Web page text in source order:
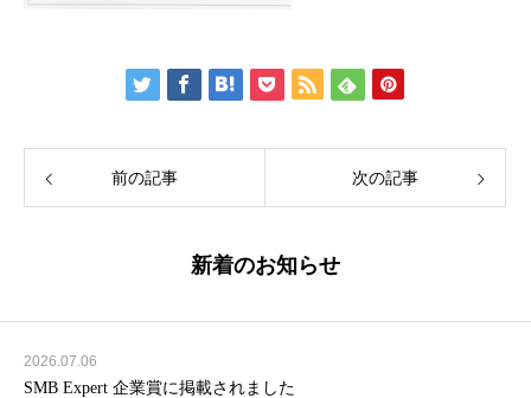
前の記事 次の記事
新着のお知らせ
2026.07.06
SMB Expert 企業賞に掲載されました